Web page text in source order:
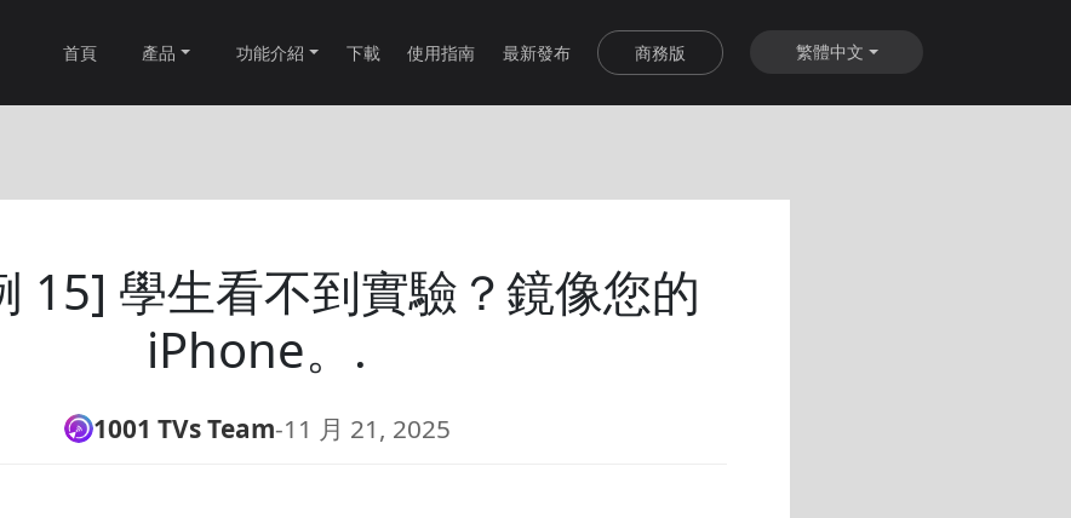
首頁 產品 功能介紹 下載 使用指南 最新發布 商務版 繁體中文
15] 學生看不到實驗？鏡像您的
iPhone。.
1001 TVs Team-11 月 21, 2025